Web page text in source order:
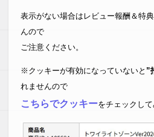
表示がない場合はレビュー報酬＆特
んので
ご注意ください。
※クッキーが有効になっていないと ”
れませんので
こちらでクッキーをチェックして